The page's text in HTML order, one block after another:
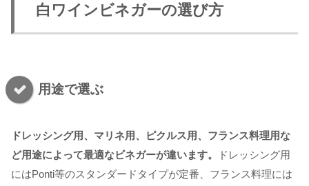
白ワインビネガーの選び方
用途で選ぶ
ドレッシング用、マリネ用、ピクルス用、フランス料理用な
ど用途によって最適なビネガーが違います。
ドレッシング用
にはPonti等のスタンダードタイプが定番、フランス料理には